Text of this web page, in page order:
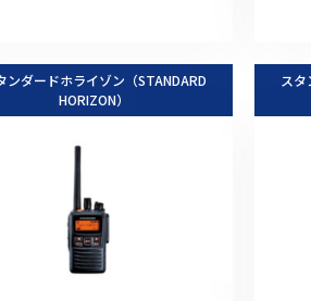
ンダードホライゾン（STANDARD
HORIZON）
ス